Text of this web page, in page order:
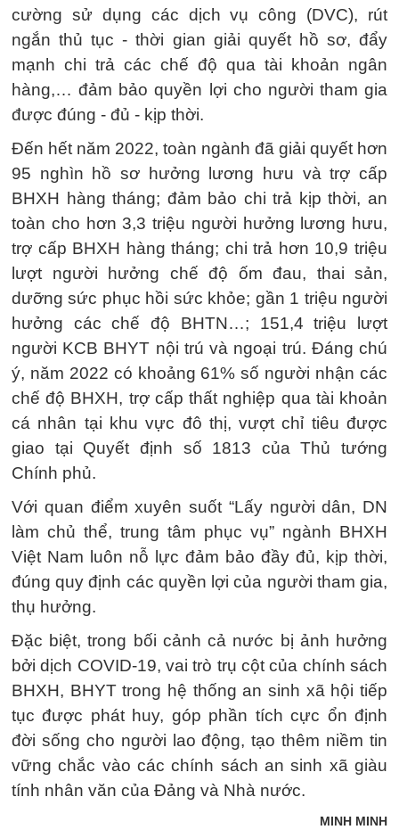
cường sử dụng các dịch vụ công (DVC), rút
ngắn thủ tục - thời gian giải quyết hồ sơ, đẩy
mạnh chi trả các chế độ qua tài khoản ngân
hàng,… đảm bảo quyền lợi cho người tham gia
được đúng - đủ - kịp thời.
Đến hết năm 2022, toàn ngành đã giải quyết hơn
95 nghìn hồ sơ hưởng lương hưu và trợ cấp
BHXH hàng tháng; đảm bảo chi trả kịp thời, an
toàn cho hơn 3,3 triệu người hưởng lương hưu,
trợ cấp BHXH hàng tháng; chi trả hơn 10,9 triệu
lượt người hưởng chế độ ốm đau, thai sản,
dưỡng sức phục hồi sức khỏe; gần 1 triệu người
hưởng các chế độ BHTN…; 151,4 triệu lượt
người KCB BHYT nội trú và ngoại trú. Đáng chú
ý, năm 2022 có khoảng 61% số người nhận các
chế độ BHXH, trợ cấp thất nghiệp qua tài khoản
cá nhân tại khu vực đô thị, vượt chỉ tiêu được
giao tại Quyết định số 1813 của Thủ tướng
Chính phủ.
Với quan điểm xuyên suốt “Lấy người dân, DN
làm chủ thể, trung tâm phục vụ” ngành BHXH
Việt Nam luôn nỗ lực đảm bảo đầy đủ, kịp thời,
đúng quy định các quyền lợi của người tham gia,
thụ hưởng.
Đặc biệt, trong bối cảnh cả nước bị ảnh hưởng
bởi dịch COVID-19, vai trò trụ cột của chính sách
BHXH, BHYT trong hệ thống an sinh xã hội tiếp
tục được phát huy, góp phần tích cực ổn định
đời sống cho người lao động, tạo thêm niềm tin
vững chắc vào các chính sách an sinh xã giàu
tính nhân văn của Đảng và Nhà nước.
MINH MINH